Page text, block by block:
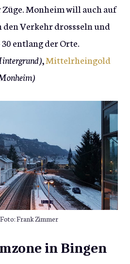
Monheim will auch auf
den Verkehr drossseln und
entlang der Orte.
,Mittelrheingold
Frank Zimmer
in Bingen